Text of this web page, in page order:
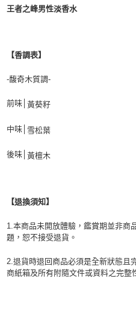
王者之峰男性淡香水
【香調表】
-馥奇木質調-
前味│ 黃葵籽
中味│ 雪松葉
後味│ 黃檀木
【退換須知】
1.本商品未開放體驗，鑑賞期並非商
題，恕不接受退貨。
2.退貨時退回商品必須是全新狀態且
商紙箱及所有附隨文件或資料之完整